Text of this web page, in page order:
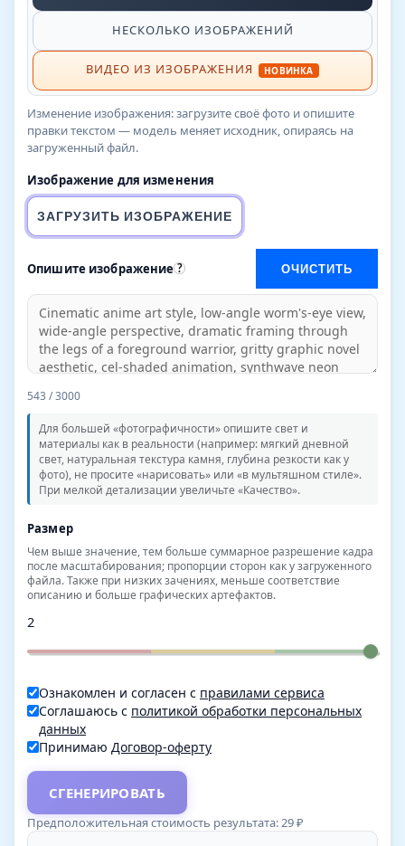
НЕСКОЛЬКО ИЗОБРАЖЕНИЙ
ВИДЕО ИЗ ИЗОБРАЖЕНИЯ НОВИНКА
Изменение изображения: загрузите своё фото и опишите
правки текстом — модель меняет исходник, опираясь на
загруженный файл.
Изображение для изменения
ЗАГРУЗИТЬ ИЗОБРАЖЕНИЕ
Опишите изображение ? ОЧИСТИТЬ
543 / 3000
Для большей «фотографичности» опишите свет и
материалы как в реальности (например: мягкий дневной
свет, натуральная текстура камня, глубина резкости как у
фото), не просите «нарисовать» или «в мультяшном стиле».
При мелкой детализации увеличьте «Качество».
Размер
Чем выше значение, тем больше суммарное разрешение кадра
после масштабирования; пропорции сторон как у загруженного
файла. Также при низких зачениях, меньше соответствие
описанию и больше графических артефактов.
2
Ознакомлен и согласен с правилами сервиса
Соглашаюсь с политикой обработки персональных
данных
Принимаю Договор-оферту
СГЕНЕРИРОВАТЬ
Предположительная стоимость результата:29₽